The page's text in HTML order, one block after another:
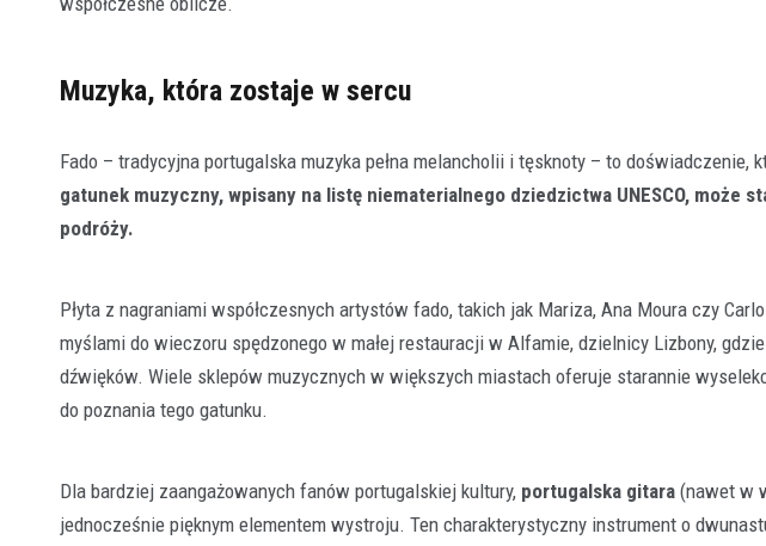
Muzyka, która zostaje w sercu
Fado – tradycyjna portugalska muzyka pełna melancholii i tęsknoty – to doświadczenie,
gatunek muzyczny, wpisany na listę niematerialnego dziedzictwa UNESCO, może
podróży.
Płyta z nagraniami współczesnych artystów fado, takich jak Mariza, Ana Moura czy
myślami do wieczoru spędzonego w małej restauracji w Alfamie, dzielnicy Lizbony,
dźwięków. Wiele sklepów muzycznych w większych miastach oferuje starannie
do poznania tego gatunku.
Dla bardziej zaangażowanych fanów portugalskiej kultury, portugalska gitara (nawet w
jednocześnie pięknym elementem wystroju. Ten charakterystyczny instrument o